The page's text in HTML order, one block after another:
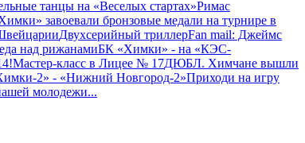
танцы на «Веселых стартах»Римас
завоевали бронзовые медали на турнире в
Двухсерийный триллерFan mail: Джеймс
над рижанамиБК «Химки» - на «КЭС-
Мастер-класс в Лицее № 17ДЮБЛ. Химчане вышли
2» - «Нижний Новгород-2»Приходи на игру
молодежи...